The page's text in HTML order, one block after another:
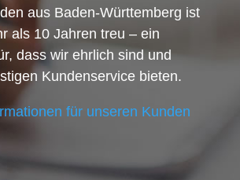
aus Baden-Württemberg ist
als 10 Jahren treu – ein
dass wir ehrlich sind und
Kundenservice bieten.
für unseren Kunden